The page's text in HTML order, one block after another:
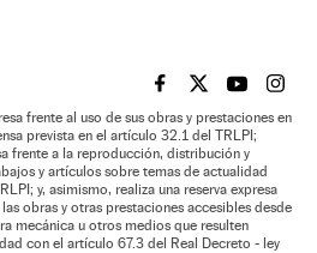
EL PAÍS BRASIL EN
EL PAÍSEL PAÍS
EL
frente al uso de sus obras y prestaciones en
prevista en el artículo 32.1 del TRLPI;
frente a la reproducción, distribución y
y artículos sobre temas de actualidad
y, asimismo, realiza una reserva expresa
obras y otras prestaciones accesibles desde
mecánica u otros medios que resulten
con el artículo 67.3 del Real Decreto - ley